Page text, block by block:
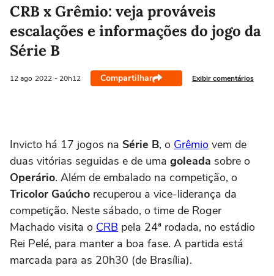
Selecione o time para ver as notícias
CRB x Grêmio: veja prováveis
escalações e informações do jogo da
Série B
12 ago 2022 - 20h12 Compartilhar Exibir comentários
Invicto há 17 jogos na Série B, o Grêmio vem de
duas vitórias seguidas e de uma goleada sobre o
Operário. Além de embalado na competição, o
Tricolor Gaúcho recuperou a vice-liderança da
competição. Neste sábado, o time de Roger
Machado visita o CRB pela 24ª rodada, no estádio
Rei Pelé, para manter a boa fase. A partida está
marcada para as 20h30 (de Brasília).